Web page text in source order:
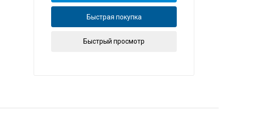
Быстрая покупка
Быстрый просмотр